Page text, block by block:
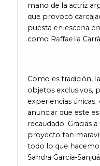
mano de la actriz
que provocó
puesta en escena
como Raffaella
Como es tradición,
objetos exclusivos,
experiencias únicas.
anunciar que este
recaudado. Gracias
proyecto tan
todo lo que
Sandra García-